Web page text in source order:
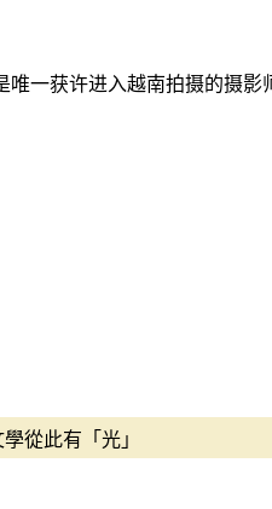
唯一获许进入越南拍摄的摄影
從此有「光」